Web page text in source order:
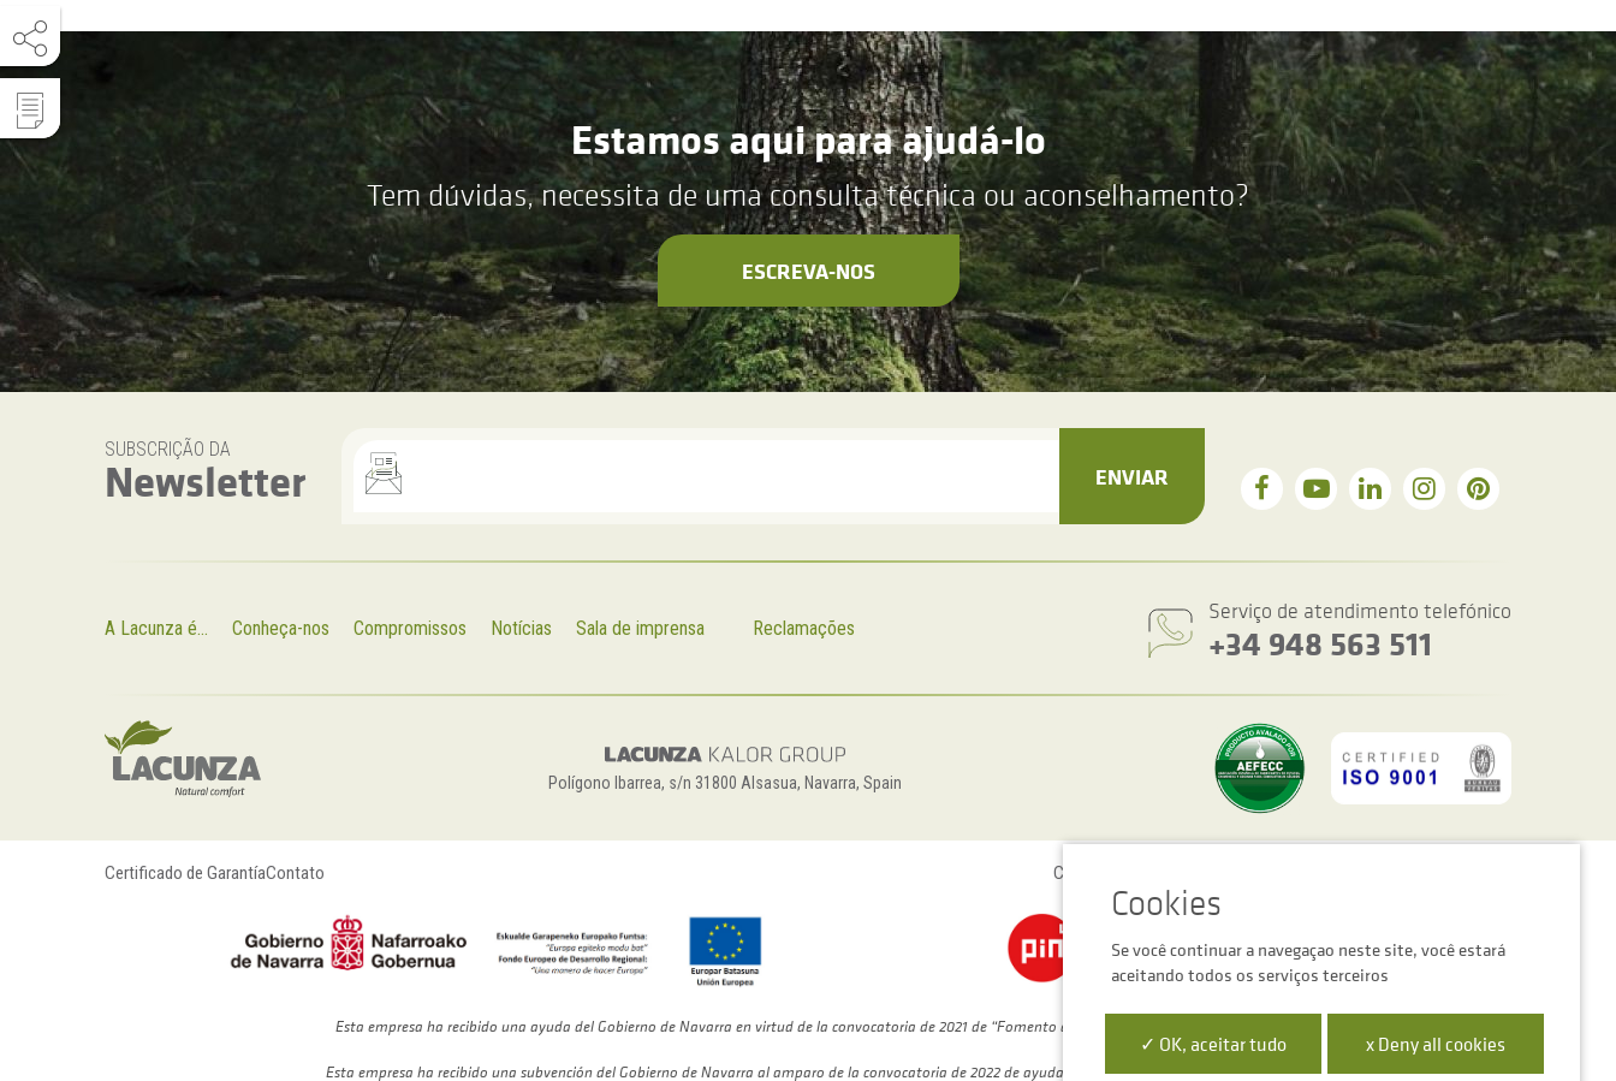
Estamos aqui para ajudá-lo
Tem dúvidas, necessita de uma consulta técnica ou aconselhamento?
ESCREVA-NOS
SUBSCRIÇÃO DA
Newsletter ENVIAR
A Lacunza é... Conheça-nos Compromissos Notícias Sala de imprensa Reclamações
Serviço de atendimento telefónico
+34 948 563 511
Polígono Ibarrea, s/n 31800 Alsasua, Navarra, Spain
Certificado de GarantíaContato Configurações de cookies
Esta empresa ha recibido una ayuda del Gobierno de Navarra en virtud de la convocatoria de 2021 de “Fomento de la Empresa Digital de Navarra”
Esta empresa ha recibido una subvención del Gobierno de Navarra al amparo de la convocatoria de 2022 de ayudas para mejora de la competitividad
Se você continuar a navegaçao neste site, você estará
aceitando todos os serviços terceiros
✓ OK, aceitar tudo x Deny all cookies